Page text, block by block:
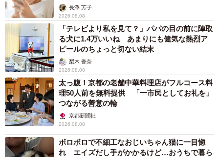
解説】長澤 芳子
2026.08.08
「テレビより私を見て？」パパの目の前に陣取
る犬に1.4万いいね あまりにも健気な熱烈ア
ピールのちょっと切ない結末
梨木 香奈
2026.08.08
太っ腹！京都の老舗中華料理店がフルコース料
理50人前を無料提供 「一市民としてお礼を」
つながる善意の輪
京都新聞社
2026.08.08
ボロボロで不細工なおじいちゃん猫に一目惚
れ エイズだし手がかかるけど…おうちで暮ら